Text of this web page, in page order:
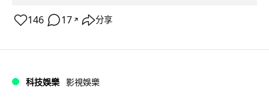
146 17 ↗ 分享
科技娛樂 影視娛樂